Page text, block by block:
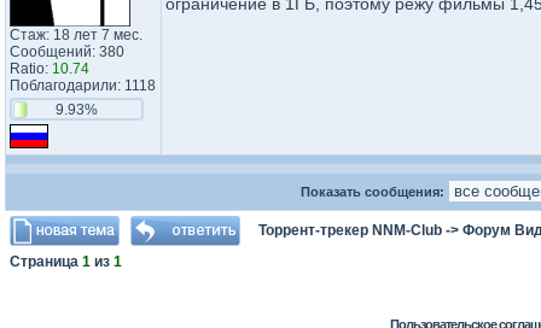
Стаж: 18 лет 7 мес.
Сообщений: 380
Ratio: 10.74
Поблагодарили: 1118
9.93%
Показать сообщения:
Торрент-трекер NNM-Club -> Форум
Страница 1 из 1
Пользовательское